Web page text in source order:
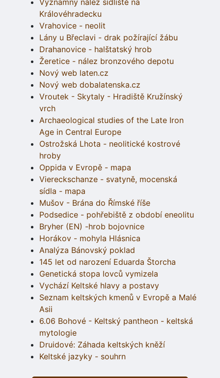
Významný nález sídliště na
Královéhradecku
Vrahovice - neolit
Lány u Břeclavi - drak požírající žábu
Drahanovice - halštatský hrob
Žeretice - nález bronzového depotu
Nový web laten.cz
Nový web dobalatenska.cz
Vroutek - Skytaly - Hradiště Kružínský
vrch
Archaeological studies of the Late Iron
Age in Central Europe
Ostrožská Lhota - neolitické kostrové
hroby
Oppida v Evropě - mapa
Viereckschanze - svatyně, mocenská
sídla - mapa
Mušov - Brána do Římské říše
Podsedice - pohřebiště z období eneolitu
Bryher (EN) -hrob bojovnice
Horákov - mohyla Hlásnica
Analýza Bánovský poklad
145 let od narození Eduarda Štorcha
Genetická stopa lovců vymizela
Vychází Keltské hlavy a postavy
Seznam keltských kmenů v Evropě a Malé
Asii
6.06 Bohové - Keltský pantheon - keltská
mytologie
Druidové: Záhada keltských kněží
Keltské jazyky - souhrn